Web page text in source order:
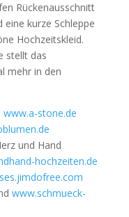
Rückenausschnitt
kurze Schleppe
Hochzeitskleid.
stellt das
mehr in den
www.a-stone.de
und Hand
hochzeiten.de
www.schmueck-